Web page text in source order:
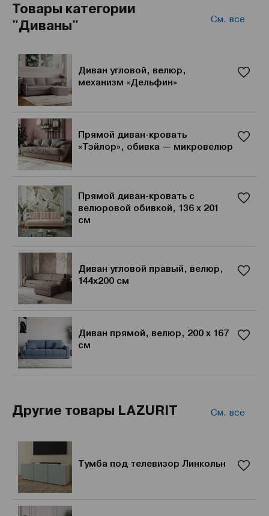
Товары категории
"Диваны"
См. все
Диван угловой, велюр,
механизм «Дельфин»
Прямой диван-кровать
«Тэйлор», обивка — микровелюр
Прямой диван-кровать с
велюровой обивкой, 136 x 201
см
Диван угловой правый, велюр,
144х200 см
Диван прямой, велюр, 200 х 167
см
Другие товары LAZURIT См. все
Тумба под телевизор Линкольн